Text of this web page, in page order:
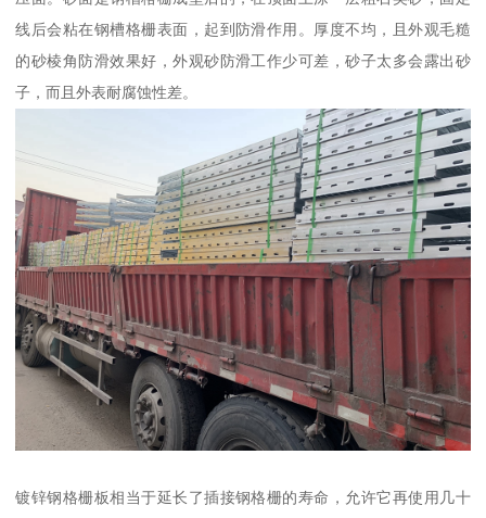
线后会粘在钢槽格栅表面，起到防滑作用。厚度不均，且外观毛糙
的砂棱角防滑效果好，外观砂防滑工作少可差，砂子太多会露出砂
子，而且外表耐腐蚀性差。
镀锌钢格栅板相当于延长了插接钢格栅的寿命，允许它再使用几十